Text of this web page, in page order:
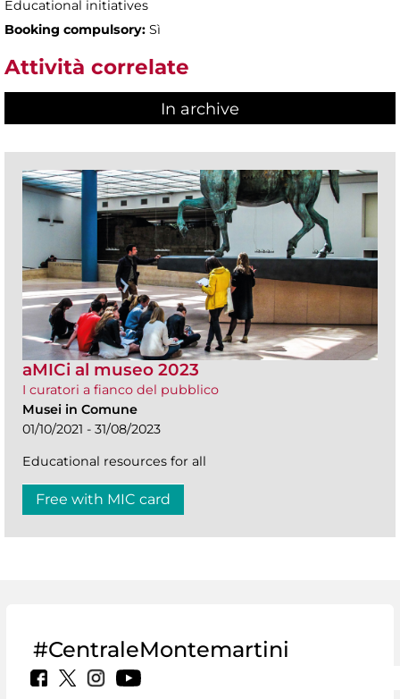
Educational initiatives
Booking compulsory: Sì
Attività correlate
In archive
aMICi al museo 2023
I curatori a fianco del pubblico
Musei in Comune
01/10/2021 - 31/08/2023
Educational resources for all
Free with MIC card
#CentraleMontemartini